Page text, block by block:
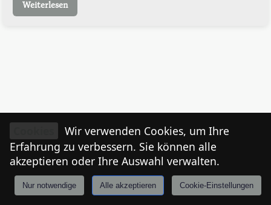
Weiterlesen
Anmelden Tiroler
Wir verwenden Cookies, um Ihre
Erfahrung zu verbessern. Sie können alle
akzeptieren oder Ihre Auswahl verwalten.
Nur notwendige Alle akzeptieren Cookie-Einstellungen